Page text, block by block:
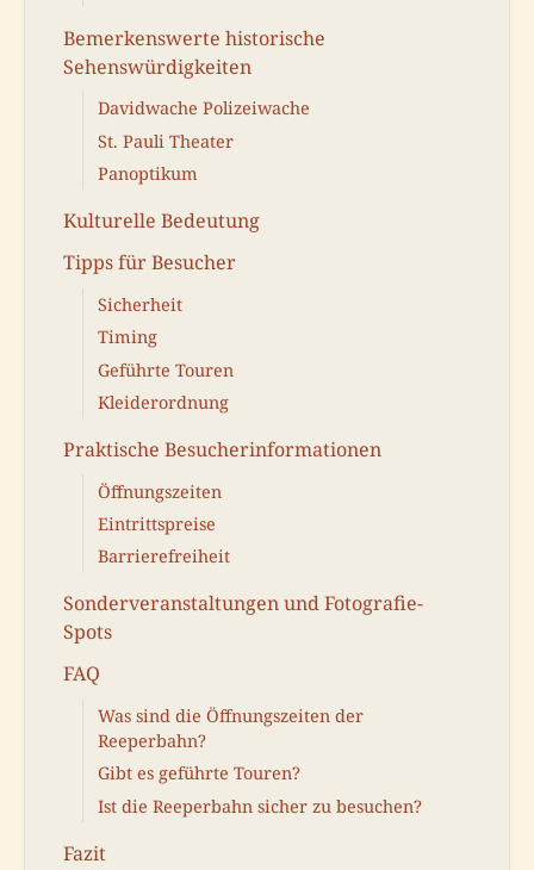
Bemerkenswerte historische
Sehenswürdigkeiten
Davidwache Polizeiwache
St. Pauli Theater
Panoptikum
Kulturelle Bedeutung
Tipps für Besucher
Sicherheit
Timing
Geführte Touren
Kleiderordnung
Praktische Besucherinformationen
Öffnungszeiten
Eintrittspreise
Barrierefreiheit
Sonderveranstaltungen und Fotografie-
Spots
FAQ
Was sind die Öffnungszeiten der
Reeperbahn?
Gibt es geführte Touren?
Ist die Reeperbahn sicher zu besuchen?
Fazit